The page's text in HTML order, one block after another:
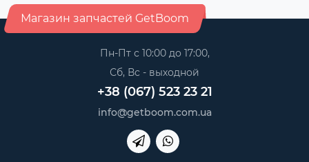
Магазин запчастей GetBoom
Пн-Пт с 10:00 до 17:00,
Сб, Вс - выходной
+38 (067) 523 23 21
info@getboom.com.ua